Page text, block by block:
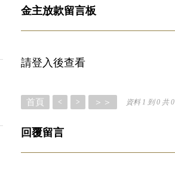
金主放款留言板
請登入後查看
首頁 < > ＞＞ 資料 1 到 0 共 0
回覆留言